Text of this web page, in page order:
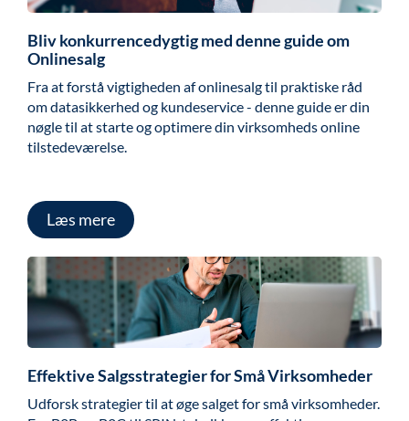
Bliv konkurrencedygtig med denne guide om
Onlinesalg
Fra at forstå vigtigheden af onlinesalg til praktiske råd
om datasikkerhed og kundeservice - denne guide er din
nøgle til at starte og optimere din virksomheds online
tilstedeværelse.
Læs mere
Effektive Salgsstrategier for Små Virksomheder
Udforsk strategier til at øge salget for små virksomheder.